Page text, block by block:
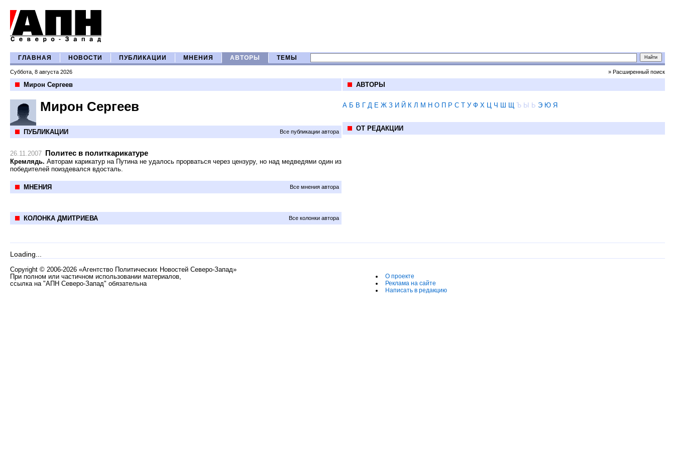
ГЛАВНАЯ НОВОСТИ ПУБЛИКАЦИИ МНЕНИЯ АВТОРЫ ТЕМЫ
Суббота, 8 августа 2026 » Расширенный поиск
Мирон Сергеев
Мирон Сергеев
ПУБЛИКАЦИИ Все публикации автора
26.11.2007 Политес в политкарикатуре
Кремлядь. Авторам карикатур на Путина не удалось прорваться через цензуру, но над медведями один из
победителей поиздевался вдосталь.
МНЕНИЯ Все мнения автора
КОЛОНКА ДМИТРИЕВА Все колонки автора
АВТОРЫ
А Б В Г Д Е Ж З И Й К Л М Н О П Р С Т У Ф Х Ц Ч Ш Щ Ъ Ы Ь Э Ю Я
ОТ РЕДАКЦИИ
Loading...
Copyright © 2006-2026 «Агентство Политических Новостей Северо-Запад»
При полном или частичном использовании материалов,
ссылка на "АПН Северо-Запад" обязательна
О проекте
Реклама на сайте
Написать в редакцию